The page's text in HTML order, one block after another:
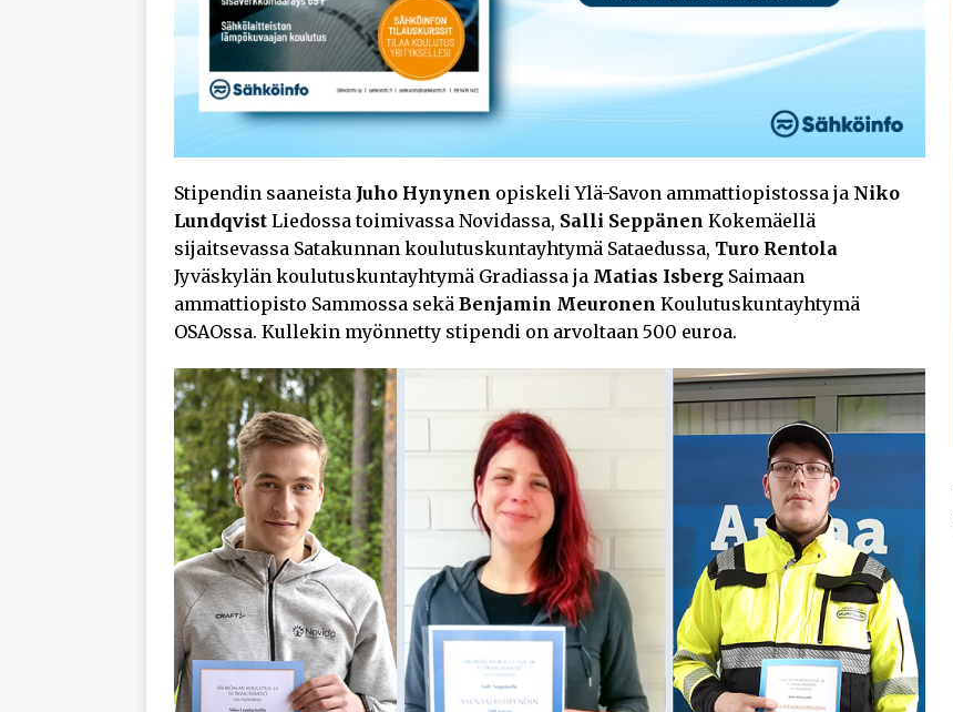
Stipendin saaneista Juho Hynynen opiskeli Ylä-Savon ammattiopistossa ja Niko
Lundqvist Liedossa toimivassa Novidassa, Salli Seppänen Kokemäellä
sijaitsevassa Satakunnan koulutuskuntayhtymä Sataedussa, Turo Rentola
Jyväskylän koulutuskuntayhtymä Gradiassa ja Matias Isberg Saimaan
ammattiopisto Sammossa sekä Benjamin Meuronen Koulutuskuntayhtymä
OSAOssa. Kullekin myönnetty stipendi on arvoltaan 500 euroa.